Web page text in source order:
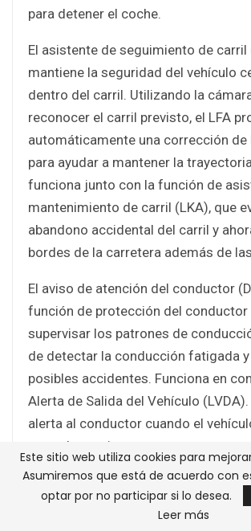
para detener el coche.
El asistente de seguimiento de carril
mantiene la seguridad del vehículo
dentro del carril. Utilizando la
reconocer el carril previsto, el LFA
automáticamente una corrección de
para ayudar a mantener la
funciona junto con la función de
mantenimiento de carril (LKA), que
abandono accidental del carril y
bordes de la carretera además de
El aviso de atención del conductor
función de protección del conductor
supervisar los patrones de
de detectar la conducción fatigada
posibles accidentes. Funciona en
Alerta de Salida del Vehículo (LVDA).
alerta al conductor cuando el
precede comienza a avanzar y no
suficiente rapidez, por ejemplo en
Asistencia a la
Este sitio web utiliza cookies para
Asumiremos que está de acuerdo con
optar por no participar si lo desea.
Leer más